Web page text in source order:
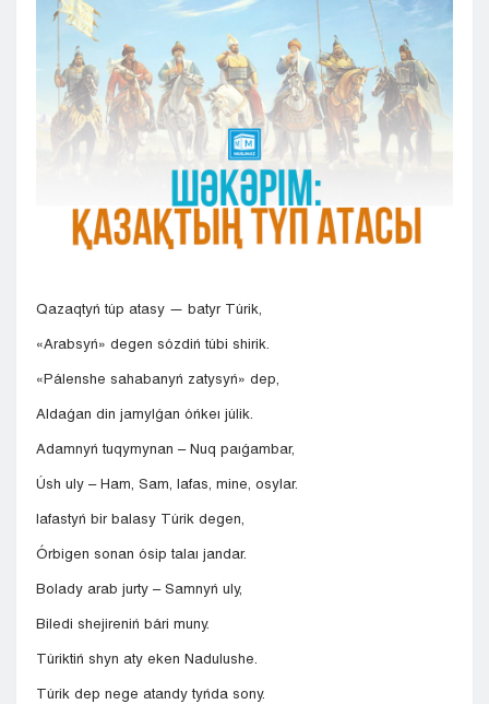
Pavlodar
Petropavlovsk
Semeı
Taldykorgan
Taraz
Týrkestan
Shymkent
Qazaqtyń túp atasy — batyr Túrik,
«Arabsyń» degen sózdiń túbi shirik.
«Pálenshe sahabanyń zatysyń» dep,
Aldaǵan din jamylǵan óńkeı júlik.
Adamnyń tuqymynan – Nuq paıǵambar,
Úsh uly – Ham, Sam, Iafas, mine, osylar.
Iafastyń bir balasy Túrik degen,
Órbigen sonan ósip talaı jandar.
Bolady arab jurty – Samnyń uly,
Biledi shejireniń bári muny.
Túriktiń shyn aty eken Nadulushe.
Túrik dep nege atandy tyńda sony.